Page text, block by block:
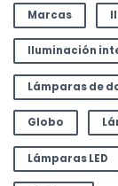
Marcas
Iluminación
Lámparas de
Globo
Lámparas LED